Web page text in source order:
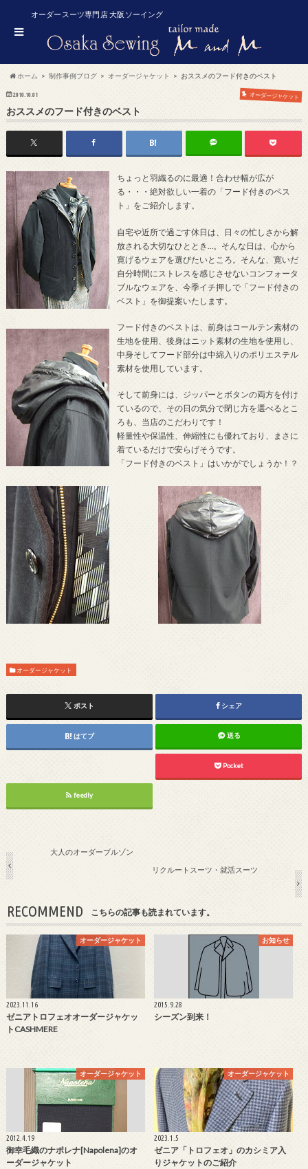
オーダースーツ専門店 大阪ソーイング
ホーム 制作事例ブログ オーダージャケット おススメのフード付きのベスト
2010.10.01 オーダージャケット
おススメのフード付きのベスト
ちょっと羽織るのに最適！合わせ幅が広が
る・・・絶対欲しい一着の「フード付きのベス
ト」をご紹介します。
自宅や近所で過ごす休日は、日々の忙しさから解
放される大切なひととき…。そんな日は、心から
寛げるウェアを選びたいところ。そんな、寛いだ
自分時間にストレスを感じさせないコンフォータ
ブルなウェアを、今季イチ押しで「フード付きの
ベスト」を御提案いたします。
フード付きのベストは、前身はコールテン素材の
生地を使用、後身はニット素材の生地を使用し、
中身そしてフード部分は中綿入りのポリエステル
素材を使用しています。
そして前身には、ジッパーとボタンの両方を付け
ているので、その日の気分で閉じ方を選べるとこ
ろも、当店のこだわりです！
軽量性や保温性、伸縮性にも優れており、まさに
着ているだけで安らげそうです。
「フード付きのベスト」はいかがでしょうか！？
オーダージャケット
ポスト シェア
はてブ 送る
Pocket
feedly
大人のオーダーブルゾン
リクルートスーツ・就活スーツ
RECOMMEND こちらの記事も読まれています。
オーダージャケット
2023.11.16
ゼニアトロフェオオーダージャケッ
トCASHMERE
お知らせ
2015.9.28
シーズン到来！
オーダージャケット
2012.4.19
御幸毛織のナポレナ[Napolena]のオ
ーダージャケット
オーダージャケット
2023.1.5
ゼニア「トロフェオ」のカシミア入
りジャケットのご紹介